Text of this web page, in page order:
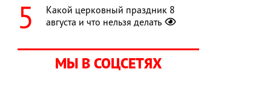
Какой церковный праздник 8
августа и что нельзя делать
МЫ В СОЦСЕТЯХ